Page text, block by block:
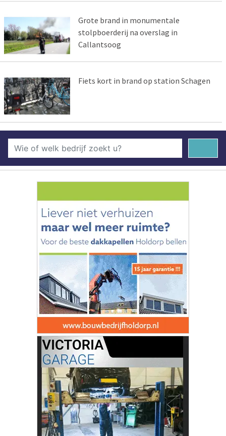
Grote brand in monumentale
stolpboerderij na overslag in
Callantsoog
Fiets kort in brand op station Schagen